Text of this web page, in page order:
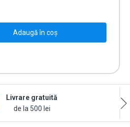
Adaugă în coș
Livrare gratuită
de la 500 lei